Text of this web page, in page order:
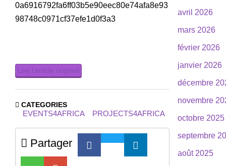
0a6916792fa6ff03b5e90eec80e74afa8e93
98748c0971cf37efe1d0f3a3
Lire l’article original
CATEGORIES
EVENTS4AFRICA PROJECTS4AFRICA
Partager
avril 2026
mars 2026
février 2026
janvier 2026
décembre
novembre
octobre 2025
septembre
août 2025